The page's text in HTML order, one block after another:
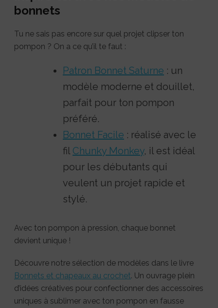
bonnets
Tu ne sais pas encore sur quel projet clipser ton
pompon ? On a ce qu’il te faut :
Patron Bonnet Saturne : un
modèle moderne et douillet,
parfait pour ton pompon
préféré.
Bonnet Facile : réalisé avec le
fil Chunky Monkey, il est idéal
pour les débutants qui
veulent un projet rapide et
stylé.
Avec ton pompon à pression, chaque bonnet
devient unique !
Découvre notre sélection de modèles dans le livre
Bonnets et chapeaux au crochet. Un ouvrage plein
d’idées créatives pour confectionner des accessoires
uniques à sublimer avec ton pompon en fausse